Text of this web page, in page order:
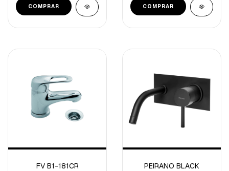
FV B1-181CR
PEIRANO BLACK